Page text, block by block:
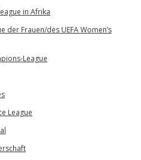
in Afrika
der Frauen/des UEFA Women’s
League
League